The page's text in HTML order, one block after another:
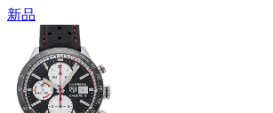
新品